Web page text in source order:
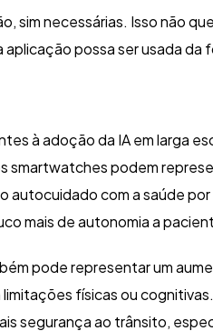
sim necessárias. Isso não
possa ser usada da
à adoção da IA em larga
smartwatches podem
com a saúde
mais de autonomia a
pode representar um
físicas ou
segurança ao trânsito,